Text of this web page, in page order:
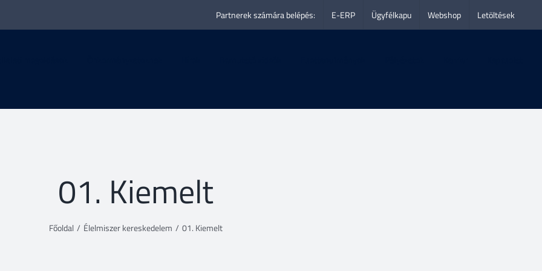
Partnerek számára belépés: E-ERP Ügyfélkapu Webshop Letöltések
01. Kiemelt
Főoldal / Élelmiszer kereskedelem / 01. Kiemelt